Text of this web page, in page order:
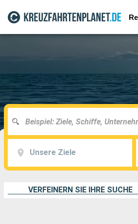
Unsere Ziele
VERFEINERN SIE IHRE SUCHE